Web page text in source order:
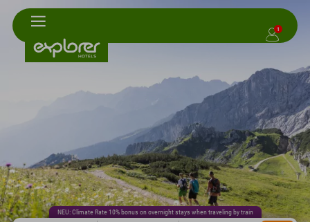
1
NEU: Climate Rate 10% bonus on overnight stays when traveling by train